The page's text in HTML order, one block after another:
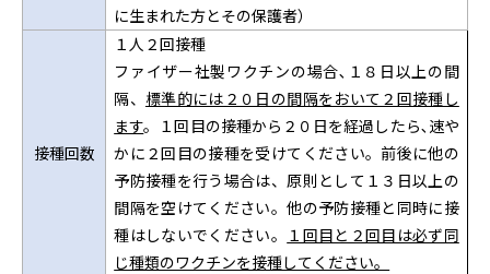
に生まれた方とその保護者）
接種回数
１人２回接種
ファイザー社製ワクチンの場合､１８日以上の間
隔、 標準的には２０日の間隔をおいて２回接種し
ます。１回目の接種から２０日を経過したら､速や
かに２回目の接種を受けてください。前後に他の
予防接種を行う場合は、原則として１３日以上の
間隔を空けてください。他の予防接種と同時に接
種はしないでください。
１回目と２回目は必ず同
じ種類のワクチンを接種してください。